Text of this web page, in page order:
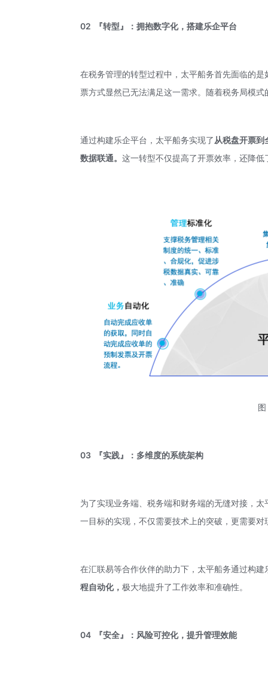
02 『转型』：拥抱数字化，搭建乐企平台
在税务管理的转型过程中，太平船务首先面临的
票方式显然已无法满足这一需求。随着税务局模
通过构建乐企平台，太平船务实现了从税盘开票到
数据联通。这一转型不仅提高了开票效率，还降低
03 『实践』：多维度的系统架构
为了实现业务端、税务端和财务端的无缝对接，
一目标的实现，不仅需要技术上的突破，更需要
在汇联易等合作伙伴的助力下，太平船务通过构
程自动化，极大地提升了工作效率和准确性。
04 『安全』：风险可控化，提升管理效能